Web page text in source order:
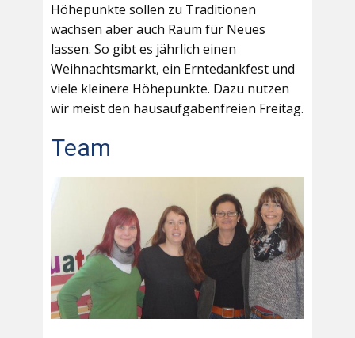
Höhepunkte sollen zu Traditionen
wachsen aber auch Raum für Neues
lassen. So gibt es jährlich einen
Weihnachtsmarkt, ein Erntedankfest und
viele kleinere Höhepunkte. Dazu nutzen
wir meist den hausaufgabenfreien Freitag.
Team